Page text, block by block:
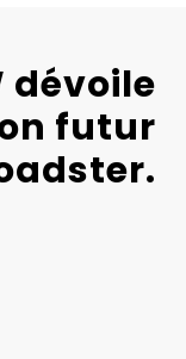
dévoile
futur